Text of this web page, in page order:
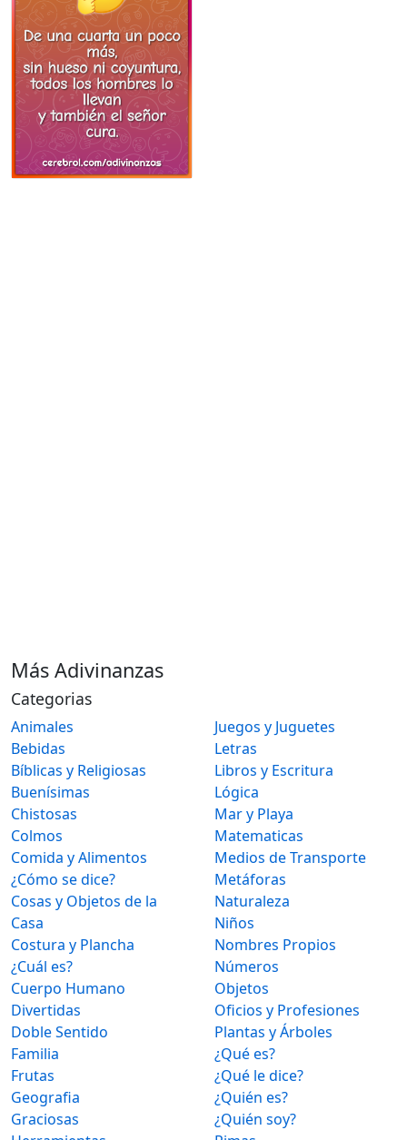
Más Adivinanzas
Categorias
Animales
Bebidas
Bíblicas y Religiosas
Buenísimas
Chistosas
Colmos
Comida y Alimentos
¿Cómo se dice?
Cosas y Objetos de la
Casa
Costura y Plancha
¿Cuál es?
Cuerpo Humano
Divertidas
Doble Sentido
Familia
Frutas
Geografia
Graciosas
Juegos y Juguetes
Letras
Libros y Escritura
Lógica
Mar y Playa
Matematicas
Medios de Transporte
Metáforas
Naturaleza
Niños
Nombres Propios
Números
Objetos
Oficios y Profesiones
Plantas y Árboles
¿Qué es?
¿Qué le dice?
¿Quién es?
¿Quién soy?